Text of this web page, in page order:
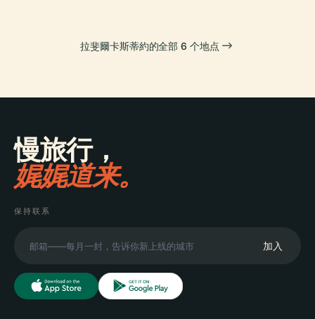
拉斐爾卡斯蒂約的全部 6 个地点
慢旅行，
娓娓道来。
保持联系
加入